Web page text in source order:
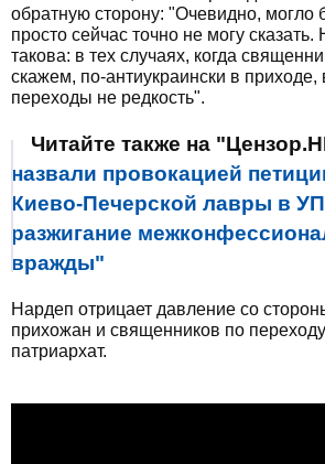
обратную сторону: "Очевидно, могло
просто сейчас точно не могу
такова: в тех случаях, когда
скажем, по-антиукраински в приходе,
переходы не редкость".
Читайте также на
назвали провокацией
Киево-Печерской лавры в
разжигание
вражды"
Нардеп отрицает давление со
прихожан и священников по
патриархат.